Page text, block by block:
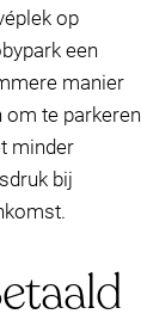
op
een
manier
om te parkeren
minder
bij